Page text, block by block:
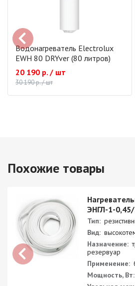
Водонагреватель Electrolux
EWH 80 DRYver (80 литров)
20 190 р. / шт
30 190 р. / шт
Похожие товары
ЭНГЛ-1-
Тип:
Вид:
Назначение:
резервуар
Применение:
Мощность, Вт: